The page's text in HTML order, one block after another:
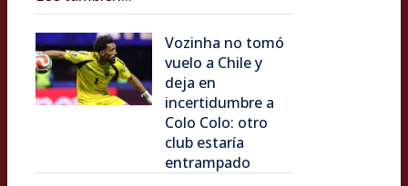
Vozinha no tomó
vuelo a Chile y
deja en
incertidumbre a
Colo Colo: otro
club estaría
entrampado